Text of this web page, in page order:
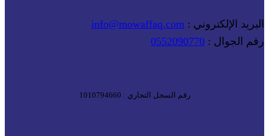
البريد الإلكتروني : info@mowaffaq.com
رقم الجوال : 0552090770
رقم السجل التجاري : 1010794660